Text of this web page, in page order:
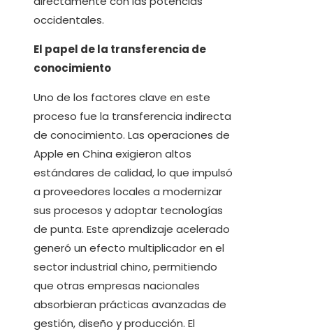
occidentales.
El papel de la transferencia de
conocimiento
Uno de los factores clave en este
proceso fue la transferencia indirecta
de conocimiento. Las operaciones de
Apple en China exigieron altos
estándares de calidad, lo que impulsó
a proveedores locales a modernizar
sus procesos y adoptar tecnologías
de punta. Este aprendizaje acelerado
generó un efecto multiplicador en el
sector industrial chino, permitiendo
que otras empresas nacionales
absorbieran prácticas avanzadas de
gestión, diseño y producción. El